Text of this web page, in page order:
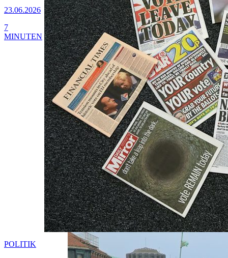
23.06.2026
7
MINUTEN
POLITIK